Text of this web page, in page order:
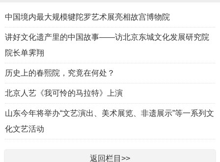
中国境内最大规模犍陀罗艺术展亮相故宫博物院
讲好文化遗产里的中国故事——访北京东城文化发展研究院
院长单霁翔
历史上的春熙院，究竟在何处？
北京人艺《我可怜的马拉特》上演
山东今年将举办“文艺演出、美术展览、非遗展示”等一系列文
化文艺活动
返回栏目>>